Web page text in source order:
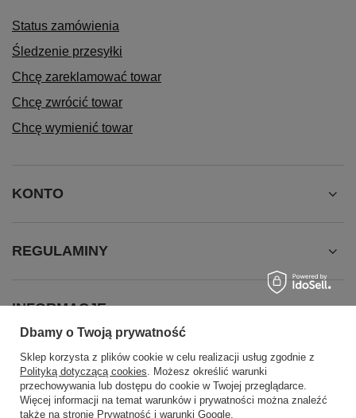
Status zamówienia
Śledzenie przesyłki
Chcę zareklamować towar
Chcę zwrócić towar
Chcę wymienić towar
KONTO
REGULAMINY
INFORMACJE
Dbamy o Twoją prywatność
Sklep korzysta z plików cookie w celu realizacji usług zgodnie z
Polityką dotyczącą cookies. Możesz określić warunki
przechowywania lub dostępu do cookie w Twojej przeglądarce.
Więcej informacji na temat warunków i prywatności można znaleźć
także na stronie Prywatność i warunki Google.